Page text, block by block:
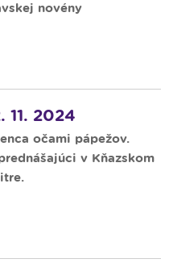
novény
11. 2024
očami pápežov.
v Kňazskom